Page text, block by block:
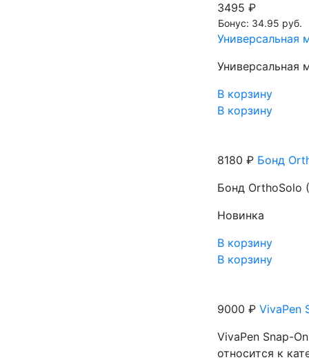
3495 ₽
Бонус: 34.95 руб.
Универсальная
Универсальная
В корзину
В корзину
8180 ₽ Бонд
Бонд OrthoSolo
Новинка
В корзину
В корзину
9000 ₽ VivaPen
VivaPen Snap-
относится к